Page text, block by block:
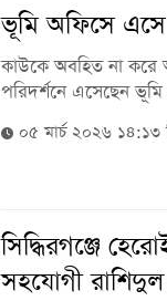
ভূমি অফিসে এসে
কাউকে অবহিত না করে
পরিদর্শনে এসেছেন ভূমি
০৫ মার্চ ২০২৬ ১৪:১৩
সিদ্ধিরগঞ্জে
সহযোগী রাশিদুল